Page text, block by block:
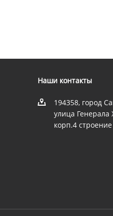
Наши контакты
194358, город
улица Генерала
корп.4